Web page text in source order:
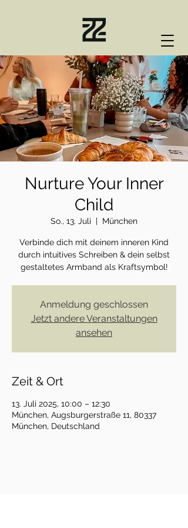
Nurture Your Inner
Child
So., 13. Juli
  |
München
Verbinde dich mit deinem inneren Kind
durch intuitives Schreiben & dein selbst
gestaltetes Armband als Kraftsymbol!
Anmeldung geschlossen
Jetzt andere Veranstaltungen
ansehen
Zeit & Ort
13. Juli 2025, 10:00 – 12:30
München, Augsburgerstraße 11, 80337
München, Deutschland